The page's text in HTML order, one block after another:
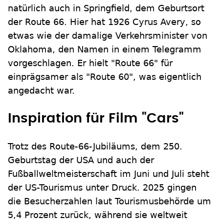
natürlich auch in Springfield, dem Geburtsort
der Route 66. Hier hat 1926 Cyrus Avery, so
etwas wie der damalige Verkehrsminister von
Oklahoma, den Namen in einem Telegramm
vorgeschlagen. Er hielt "Route 66" für
einprägsamer als "Route 60", was eigentlich
angedacht war.
Inspiration für Film "Cars"
Trotz des Route-66-Jubiläums, dem 250.
Geburtstag der USA und auch der
Fußballweltmeisterschaft im Juni und Juli steht
der US-Tourismus unter Druck. 2025 gingen
die Besucherzahlen laut Tourismusbehörde um
5,4 Prozent zurück, während sie weltweit